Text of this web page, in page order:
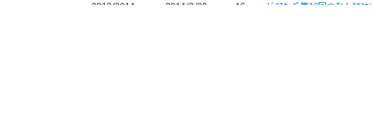
2013/2014 2014/3/28 46 ﾄﾞｺﾓｶｯﾌﾟ第16回つなんｸﾛｽｶ